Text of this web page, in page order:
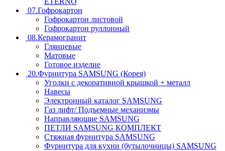
07.Гофрокартон
Гофрокартон листовой
Гофрокартон руллонный
08.Керамогранит
Глянцевые
Матовые
Готовое изделие
20.Фурнитура SAMSUNG (Корея)
Уголки с декоративной крышкой + металл
Навесы
Электронный каталог SAMSUNG
Газ лифт/ Подъемные механизмы
Направляющие SAMSUNG
ПЕТЛИ SAMSUNG КОМПЛЕКТ
Стяжная фурнитура SAMSUNG
Фурнитура для кухни (бутылочницы) SAMSUNG